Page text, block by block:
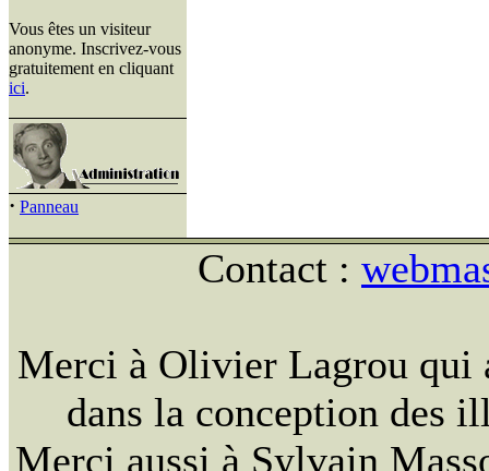
Vous êtes un visiteur
anonyme. Inscrivez-vous
gratuitement en cliquant
ici.
· Panneau
Contact :
Merci à Olivier Lagrou qui
dans la conception des
Merci aussi à Sylvain